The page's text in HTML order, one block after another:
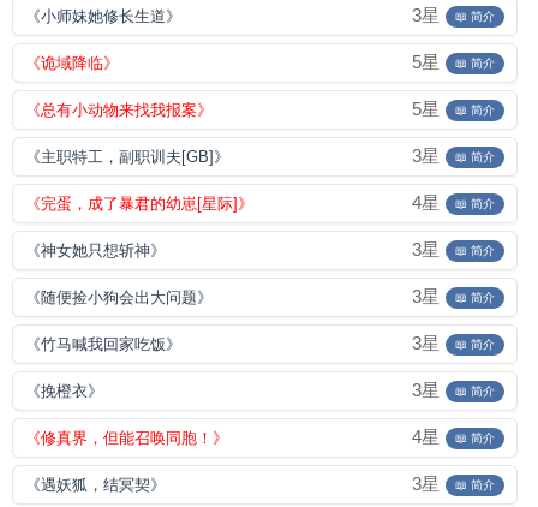
《小师妹她修长生道》 3星 📖 简介
《诡域降临》 5星 📖 简介
《总有小动物来找我报案》 5星 📖 简介
《主职特工，副职训夫[GB]》 3星 📖 简介
《完蛋，成了暴君的幼崽[星际]》 4星 📖 简介
《神女她只想斩神》 3星 📖 简介
《随便捡小狗会出大问题》 3星 📖 简介
《竹马喊我回家吃饭》 3星 📖 简介
《挽橙衣》 3星 📖 简介
《修真界，但能召唤同胞！》 4星 📖 简介
《遇妖狐，结冥契》 3星 📖 简介